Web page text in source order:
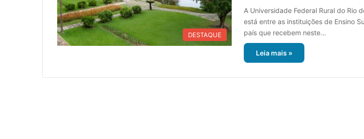
DESTAQUE
A Universidade Federal Rural do Rio
está entre as instituições de Ensino
país que recebem neste…
Leia mais »